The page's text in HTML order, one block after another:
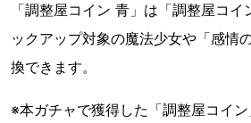
「調整屋コイン 青」は「調整屋コ
ックアップ対象の魔法少女や「感情
換できます。
※本ガチャで獲得した「調整屋コイ